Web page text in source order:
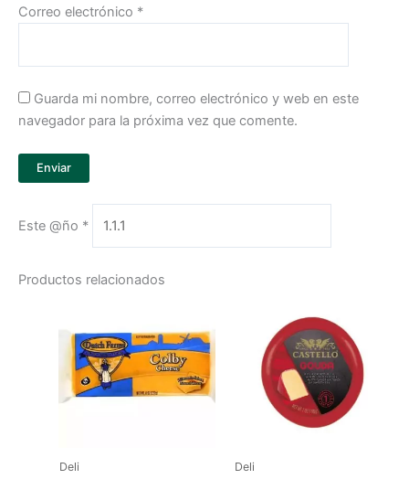
Correo electrónico *
Guarda mi nombre, correo electrónico y web en este
navegador para la próxima vez que comente.
Este @ño *
Productos relacionados
Deli Deli